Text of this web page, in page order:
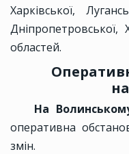
Харківської,
Дніпропетровської,
областей.
На
оперативна
змін.